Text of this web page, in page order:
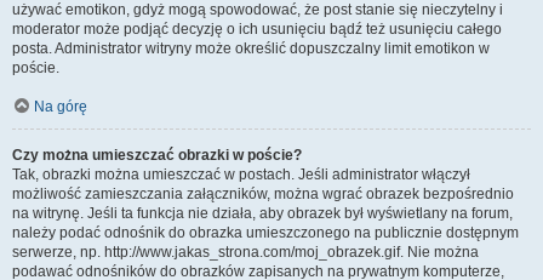
używać emotikon, gdyż mogą spowodować, że post stanie się nieczytelny i
moderator może podjąć decyzję o ich usunięciu bądź też usunięciu całego
posta. Administrator witryny może określić dopuszczalny limit emotikon w
poście.
Na górę
Czy można umieszczać obrazki w poście?
Tak, obrazki można umieszczać w postach. Jeśli administrator włączył
możliwość zamieszczania załączników, można wgrać obrazek bezpośrednio
na witrynę. Jeśli ta funkcja nie działa, aby obrazek był wyświetlany na forum,
należy podać odnośnik do obrazka umieszczonego na publicznie dostępnym
serwerze, np. http://www.jakas_strona.com/moj_obrazek.gif. Nie można
podawać odnośników do obrazków zapisanych na prywatnym komputerze,